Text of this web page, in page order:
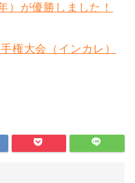
）が優勝しました！
権大会（インカレ）